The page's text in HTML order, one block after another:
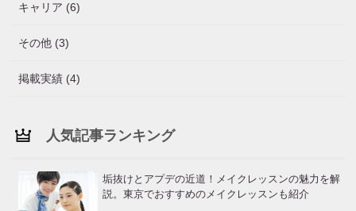
キャリア (6)
その他 (3)
掲載実績 (4)
人気記事ランキング
垢抜けとアプデの近道！メイクレッスンの魅力を解
説。東京でおすすめのメイクレッスンも紹介